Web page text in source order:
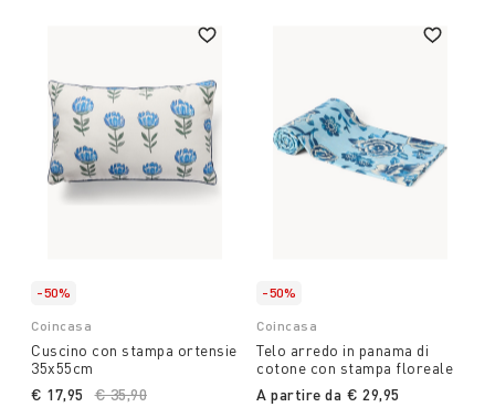
-50%
Coincasa
Cuscino con stampa ortensie
35x55cm
Price reduced from
€ 35,90
€ 17,95
-50%
Coincasa
Telo arredo in panama di
cotone con stampa floreale
A partire da € 29,95